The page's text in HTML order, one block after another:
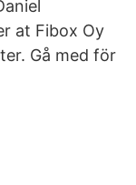
at Fibox Oy
Gå med för